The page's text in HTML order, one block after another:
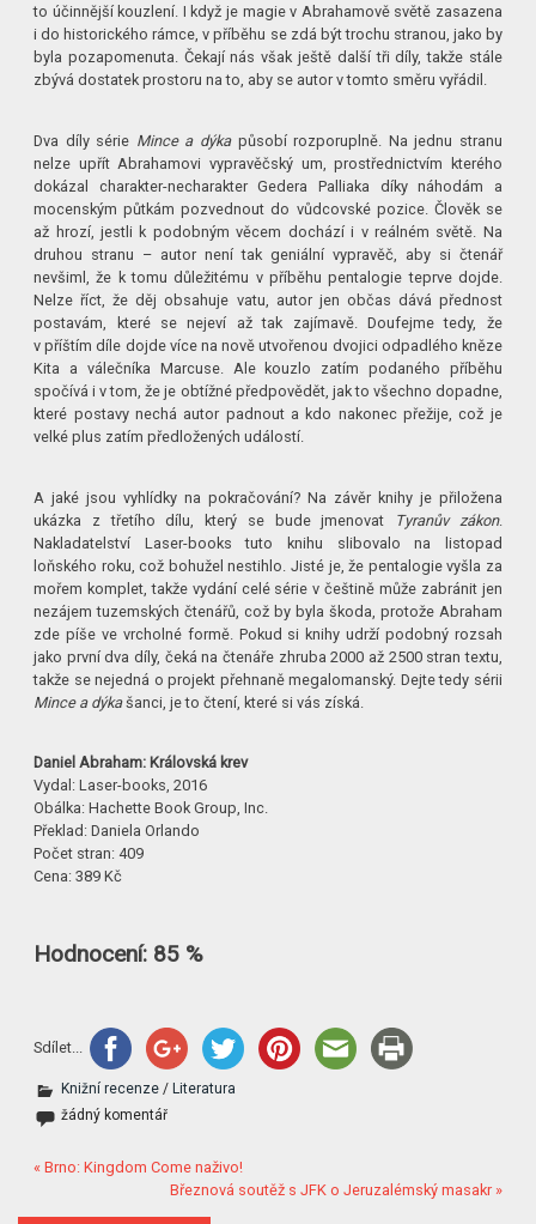
to účinnější kouzlení. I když je magie v Abrahamově světě zasazena
i do historického rámce, v příběhu se zdá být trochu stranou, jako by
byla pozapomenuta. Čekají nás však ještě další tři díly, takže stále
zbývá dostatek prostoru na to, aby se autor v tomto směru vyřádil.
Dva díly série Mince a dýkapůsobí rozporuplně. Na jednu stranu
nelze upřít Abrahamovi vypravěčský um, prostřednictvím kterého
dokázal charakter-necharakter Gedera Palliaka díky náhodám a
mocenským půtkám pozvednout do vůdcovské pozice. Člověk se
až hrozí, jestli k podobným věcem dochází i v reálném světě. Na
druhou stranu – autor není tak geniální vypravěč, aby si čtenář
nevšiml, že k tomu důležitému v příběhu pentalogie teprve dojde.
Nelze říct, že děj obsahuje vatu, autor jen občas dává přednost
postavám, které se nejeví až tak zajímavě. Doufejme tedy, že
v příštím díle dojde více na nově utvořenou dvojici odpadlého kněze
Kita a válečníka Marcuse. Ale kouzlo zatím podaného příběhu
spočívá i v tom, že je obtížné předpovědět, jak to všechno dopadne,
které postavy nechá autor padnout a kdo nakonec přežije, což je
velké plus zatím předložených událostí.
A jaké jsou vyhlídky na pokračování? Na závěr knihy je přiložena
ukázka z třetího dílu, který se bude jmenovat
Tyranův zákon.
Nakladatelství Laser-books tuto knihu slibovalo na listopad
loňského roku, což bohužel nestihlo. Jisté je, že pentalogie vyšla za
mořem komplet, takže vydání celé série v češtině může zabránit jen
nezájem tuzemských čtenářů, což by byla škoda, protože Abraham
zde píše ve vrcholné formě. Pokud si knihy udrží podobný rozsah
jako první dva díly, čeká na čtenáře zhruba 2000 až 2500 stran textu,
takže se nejedná o projekt přehnaně megalomanský. Dejte tedy sérii
Mince a dýkašanci, je to čtení, které si vás získá.
Daniel Abraham: Královská krev
Vydal: Laser-books, 2016
Obálka: Hachette Book Group, Inc.
Překlad: Daniela Orlando
Počet stran: 409
Cena: 389 Kč
Hodnocení: 85 %
Sdílet...
Knižní recenze / Literatura
žádný komentář
« Brno: Kingdom Come naživo!
Březnová soutěž s JFK o Jeruzalémský masakr »